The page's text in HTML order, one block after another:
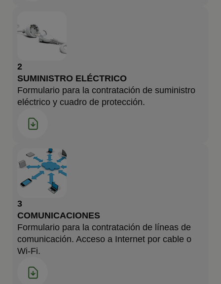
2
SUMINISTRO ELÉCTRICO
Formulario para la contratación de suministro
eléctrico y cuadro de protección.
3
COMUNICACIONES
Formulario para la contratación de líneas de
comunicación. Acceso a Internet por cable o
Wi-Fi.